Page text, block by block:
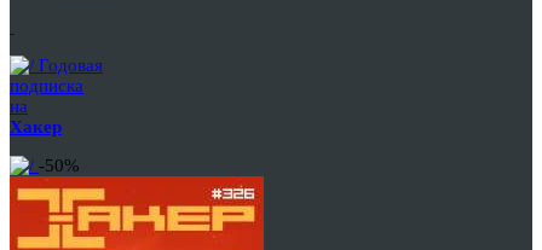
Годовая
подписка
на
Хакер
-50%